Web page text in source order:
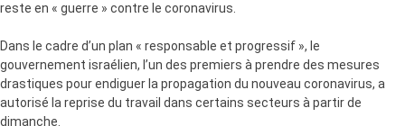
reste en « guerre » contre le coronavirus.
Dans le cadre d’un plan « responsable et progressif », le
gouvernement israélien, l’un des premiers à prendre des mesures
drastiques pour endiguer la propagation du nouveau coronavirus, a
autorisé la reprise du travail dans certains secteurs à partir de
dimanche.